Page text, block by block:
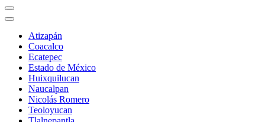
Atizapán
Coacalco
Ecatepec
Estado de México
Huixquilucan
Naucalpan
Nicolás Romero
Teoloyucan